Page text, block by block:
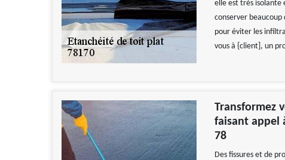
elle est très isolante
conserver beaucoup
pour éviter les
vous à {client], un
Transformez
faisant appel
78
Des fissures et de